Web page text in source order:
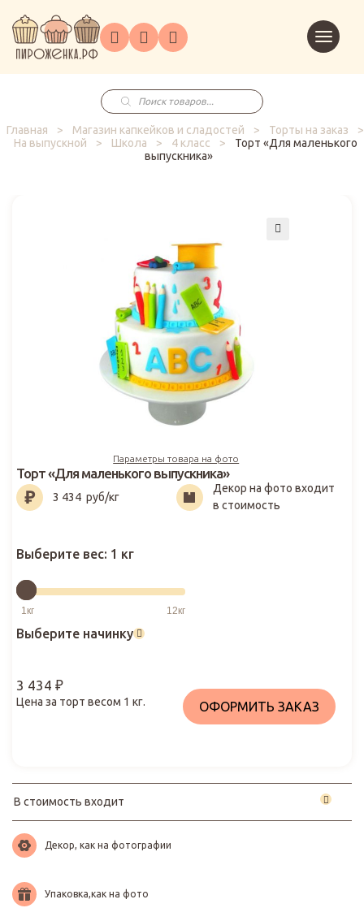
ГлавнаяКаталог
на
заказ
Праздники
Корпоративным
клиентам
в
корзину
Поиск
товаров
Главная
> Магазин капкейков и сладостей > Торты на заказ
>
На выпускной
> Школа > 4 класс >
Торт «Для маленького
выпускника»
Параметры товара на фото
3 434₽
Торт «Для маленького выпускника»
3 434 руб/кг
Декор на фото входит
в стоимость
Выберите вес: 1 кг
Выберите начинку
3 434 ₽
Цена за торт весом 1 кг. ОФОРМИТЬ ЗАКАЗ
В стоимость входит
Декор, как на фотографии
Упаковка,как на фото